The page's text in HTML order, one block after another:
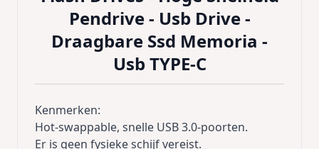
Pendrive - Usb Drive -
Draagbare Ssd Memoria -
Usb TYPE-C
Kenmerken:
Hot-swappable, snelle USB 3.0-poorten.
Er is geen fysieke schijf vereist.